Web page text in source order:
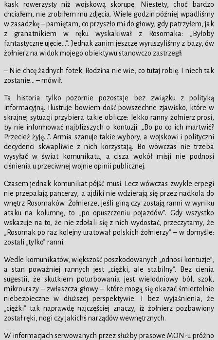
kask rowerzysty niż wojskową skorupę. Niestety, choć bardzo
chciałem, nie zrobiłem mu zdjęcia. Wiele godzin później wpadliśmy
w zasadzkę – pamiętam, co przyszło mi do głowy, gdy patrzyłem, jak
z granatnikiem w ręku wyskakiwał z Rosomaka: „Byłoby
fantastyczne ujęcie…”. Jednak zanim jeszcze wyruszyliśmy z bazy, ów
żołnierz na widok mojego obiektywu stanowczo zastrzegł:
– Nie chcę żadnych fotek. Rodzina nie wie, co tutaj robię. I niech tak
zostanie… – mówił.
Ta historia tylko pozornie pozostaje bez związku z polityką
informacyjną. Ilustruje bowiem dość powszechne zjawisko, które w
skrajnej sytuacji przybiera takie oblicze: lekko ranny żołnierz prosi,
by nie informować najbliższych o kontuzji. „Bo po co ich martwić?
Przecież żyję…”. Armia szanuje takie wybory, a wojskowi i polityczni
decydenci skwapliwie z nich korzystają. Bo wówczas nie trzeba
wysyłać w świat komunikatu, a cisza wokół misji nie podnosi
ciśnienia u przeciwnej wojnie opinii publicznej.
Czasem jednak komunikat pójść musi. Lecz wówczas zwykle erpegi
nie przepalają pancerzy, a ajdiki nie wdzierają się przez nadkola do
wnętrz Rosomaków. Żołnierze, jeśli giną czy zostają ranni w wyniku
ataku na kolumnę, to „po opuszczeniu pojazdów”. Gdy wszystko
wskazuje na to, że nie zdołali się z nich wydostać, przeczytamy, że
„Rosomak po raz kolejny uratował polskich żołnierzy” – w domyśle:
zostali „tylko” ranni.
Wedle komunikatów, większość poszkodowanych „odnosi kontuzje”,
a stan poważniej rannych jest „ciężki, ale stabilny”. Bez cienia
sugestii, że skutkiem poturbowania jest wielodniowy ból, szok,
mikrourazy – zwłaszcza głowy – które mogą się okazać śmiertelnie
niebezpieczne w dłuższej perspektywie. I bez wyjaśnienia, że
„ciężki” tak naprawdę najczęściej znaczy, iż żołnierz pozbawiony
został ręki, nogi czy jakichś narządów wewnętrznych.
W informacjach serwowanych przez służby prasowe MON-u próżno